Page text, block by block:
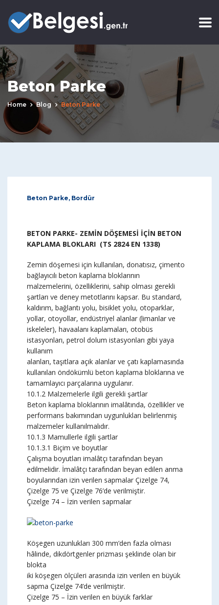
Beton Parke
Home Blog Beton Parke
Beton Parke, Bordür
BETON PARKE- ZEMİN DÖŞEMESİ İÇİN BETON
KAPLAMA BLOKLARI (TS 2824 EN 1338)
Zemin döşemesi için kullanılan, donatısız, çimento
bağlayıcılı beton kaplama bloklarının
malzemelerini, özelliklerini, sahip olması gerekli
şartları ve deney metotlarını kapsar. Bu standard,
kaldırım, bağlantı yolu, bisiklet yolu, otoparklar,
yollar, otoyollar, endüstriyel alanlar (limanlar ve
iskeleler), havaalanı kaplamaları, otobüs
istasyonları, petrol dolum istasyonları gibi yaya
kullanım
alanları, taşıtlara açık alanlar ve çatı kaplamasında
kullanılan öndökümlü beton kaplama bloklarına ve
tamamlayıcı parçalarına uygulanır.
10.1.2 Malzemelerle ilgili gerekli şartlar
Beton kaplama bloklarının imalâtında, özellikler ve
performans bakımından uygunlukları belirlenmiş
malzemeler kullanılmalıdır.
10.1.3 Mamullerle ilgili şartlar
10.1.3.1 Biçim ve boyutlar
Çalışma boyutları imalâtçı tarafından beyan
edilmelidir. İmalâtçı tarafından beyan edilen anma
boyularından izin verilen sapmalar Çizelge 74,
Çizelge 75 ve Çizelge 76’de verilmiştir.
Çizelge 74 – İzin verilen sapmalar
Köşegen uzunlukları 300 mm’den fazla olması
hâlinde, dikdörtgenler prizması şeklinde olan bir
blokta
iki köşegen ölçüleri arasında izin verilen en büyük
sapma Çizelge 74’de verilmiştir.
Çizelge 75 – İzin verilen en büyük farklar